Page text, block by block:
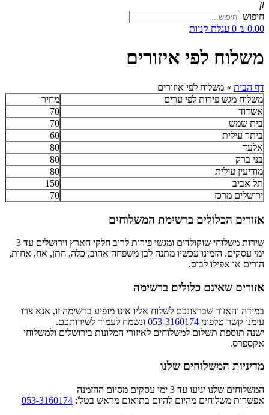
חיפוש
₪ 0.00
0 עגלת קניות
משלוח לפי איזורים
דף הבית » משלוח לפי איזורים
משלוח מגש פירות לפי ערים
מחיר
אשדוד
70
בית שמש
70
ביתר עילית
60
אלעד
80
בני ברק
80
מודיעין עילית
80
תל אביב
150
ירושלים מרכז
70
אזורים הכלולים ברשימת המשלוחים
שירות משלוחי שוקולדים ומגשי פירות לרוב חלקי הארץ וירושלים עד 3
ימי עסקים. הזמינו עכשיו מתנה לבן משפחה אהוב, כלה, חתן, אח, אחות,
הורים או אפילו לבוס.
אזורים שאינם כלולים ברשימה
במידה והאזור שברצונכם לשלוח אליו אינו מופיע ברשימה זו, אנא צרו
עימנו קשר טלפוני 053-3160174 ונשמח לעמוד לשירותכם.
ישנה תוספת תשלום למשלוחים לאיזורי המלונות בירושלים ולמשלוחי
אקספרס.
מדיניות המשלוחים שלנו
המשלוחים שלנו יגיעו עד 3 ימי עסקים מסיום ההזמנה
אפשרות משלוחים מהיום להיום בתיאום מראש בטל': 053-3160174